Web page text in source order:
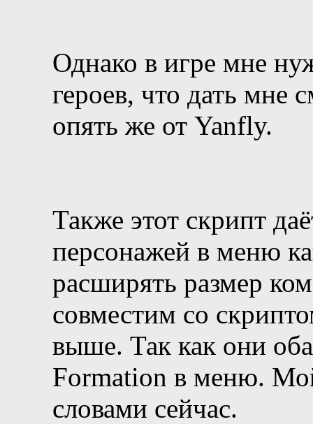
Однако в игре мне
героев, что дать мне
опять же от Yanfly.
Также этот скрипт
персонажей в меню
расширять размер
совместим со
выше. Так как они
Formation в меню.
словами сейчас.